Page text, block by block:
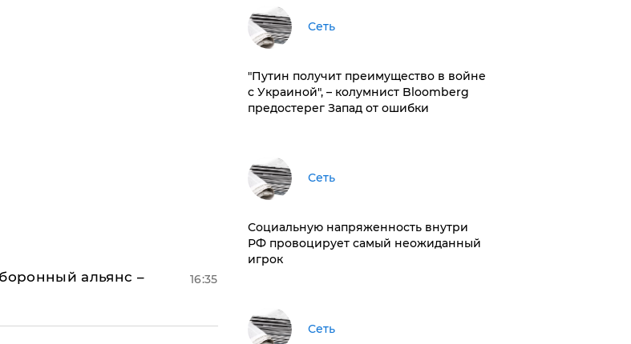
альянс –
16:35
Сеть
"Путин получит преимущество в войне
с Украиной", – колумнист Bloomberg
предостерег Запад от ошибки
Сеть
Социальную напряженность внутри
РФ провоцирует самый неожиданный
игрок
Сеть